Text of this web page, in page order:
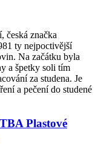
česká značka
ty nejpoctivější
Na začátku byla
a špetky soli tím
za studena. Je
a pečení do studené
Plastové